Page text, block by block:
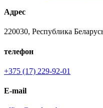
Адрес
220030, Республика
телефон
+375 (17) 229-92-01
E-mail